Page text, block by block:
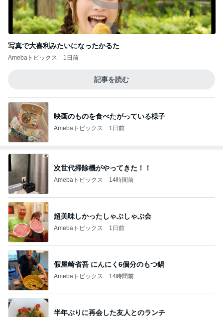
写真で大喜利みたいになったかるた
Amebaトピックス 1日前
記事を読む
映画のものを食べたがっている様子
Amebaトピックス 1日前
次世代掃除機がやってきた！！
Amebaトピックス 14時間前
超美味しかったしゃぶしゃぶ会
Amebaトピックス 1日前
假屋崎省吾 にんにく6個分のもつ鍋
Amebaトピックス 14時間前
半年ぶりに再会した友人とのランチ